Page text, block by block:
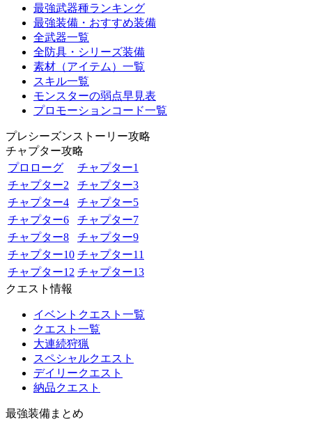
最強武器種ランキング
最強装備・おすすめ装備
全武器一覧
全防具・シリーズ装備
素材（アイテム）一覧
スキル一覧
モンスターの弱点早見表
プロモーションコード一覧
プレシーズンストーリー攻略
チャプター攻略
プロローグ
チャプター1
チャプター2
チャプター3
チャプター4
チャプター5
チャプター6
チャプター7
チャプター8
チャプター9
チャプター10 チャプター11
チャプター12 チャプター13
クエスト情報
イベントクエスト一覧
クエスト一覧
大連続狩猟
スペシャルクエスト
デイリークエスト
納品クエスト
最強装備まとめ